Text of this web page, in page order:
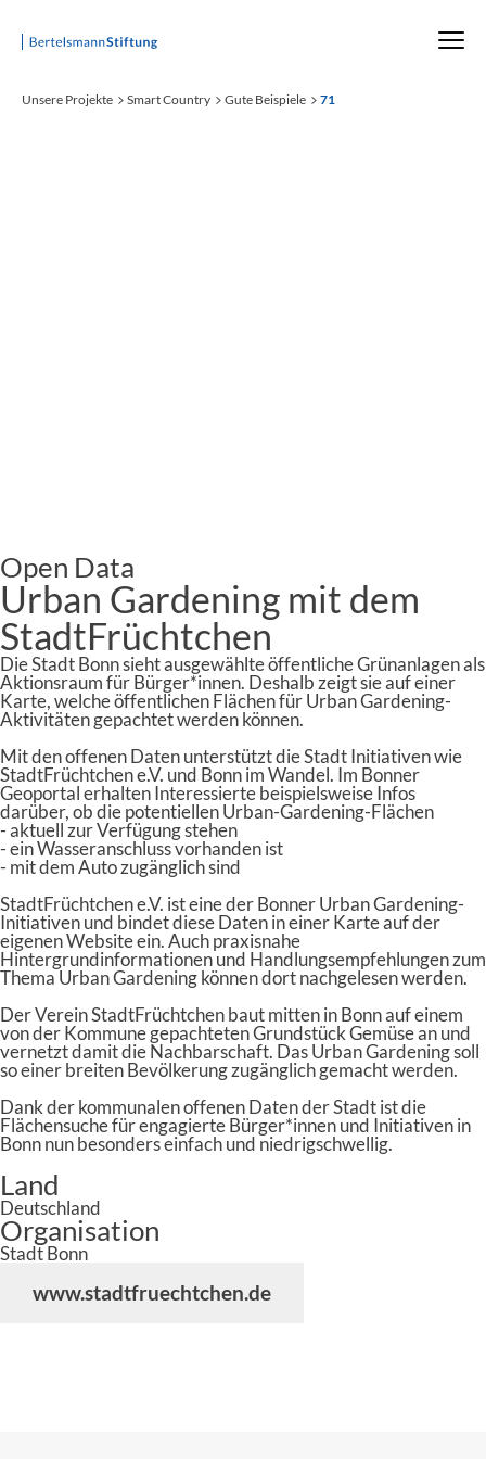
Startseite
Unsere Projekte Smart Country Gute Beispiele 71
Open Data
Urban Gardening mit dem
StadtFrüchtchen
Die Stadt Bonn sieht ausgewählte öffentliche Grünanlagen als
Aktionsraum für Bürger*innen. Deshalb zeigt sie auf einer
Karte, welche öffentlichen Flächen für Urban Gardening-
Aktivitäten gepachtet werden können.
Mit den offenen Daten unterstützt die Stadt Initiativen wie
StadtFrüchtchen e.V. und Bonn im Wandel. Im Bonner
Geoportal erhalten Interessierte beispielsweise Infos
darüber, ob die potentiellen Urban-Gardening-Flächen
- aktuell zur Verfügung stehen
- ein Wasseranschluss vorhanden ist
- mit dem Auto zugänglich sind
StadtFrüchtchen e.V. ist eine der Bonner Urban Gardening-
Initiativen und bindet diese Daten in einer Karte auf der
eigenen Website ein. Auch praxisnahe
Hintergrundinformationen und Handlungsempfehlungen zum
Thema Urban Gardening können dort nachgelesen werden.
Der Verein StadtFrüchtchen baut mitten in Bonn auf einem
von der Kommune gepachteten Grundstück Gemüse an und
vernetzt damit die Nachbarschaft. Das Urban Gardening soll
so einer breiten Bevölkerung zugänglich gemacht werden.
Dank der kommunalen offenen Daten der Stadt ist die
Flächensuche für engagierte Bürger*innen und Initiativen in
Bonn nun besonders einfach und niedrigschwellig.
Land
Deutschland
Organisation
Stadt Bonn
www.stadtfruechtchen.de